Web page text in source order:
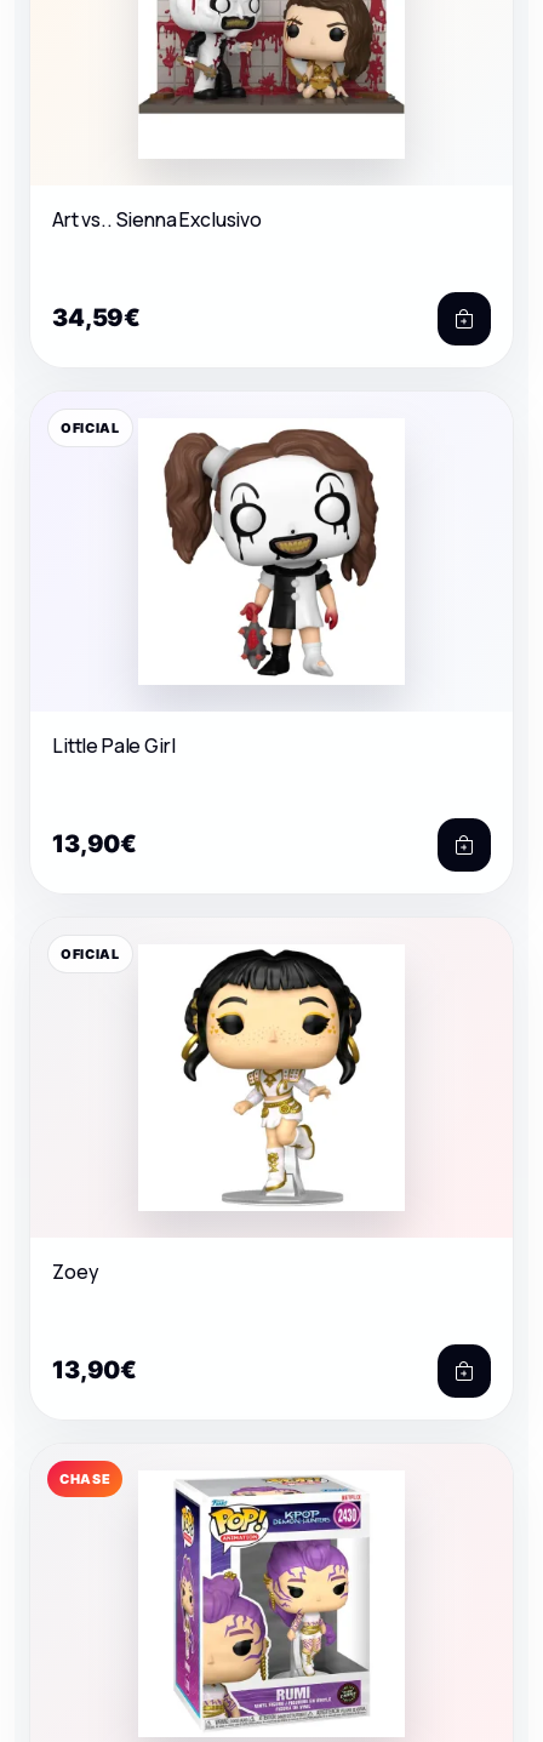
Art vs.. Sienna Exclusivo
34,59€
OFICIAL
Little Pale Girl
13,90€
OFICIAL
Zoey
13,90€
CHASE